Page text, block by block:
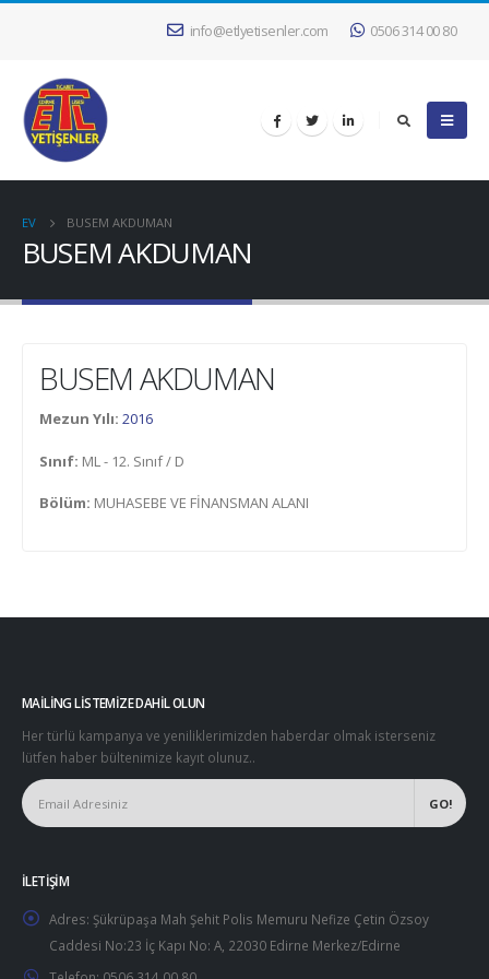
info@etlyetisenler.com 0506 314 00 80
EV BUSEM AKDUMAN
BUSEM AKDUMAN
BUSEM AKDUMAN
Mezun Yılı: 2016
Sınıf: ML - 12. Sınıf / D
Bölüm: MUHASEBE VE FİNANSMAN ALANI
MAILING LISTEMIZE DAHIL OLUN
Her türlü kampanya ve yeniliklerimizden haberdar olmak isterseniz
lütfen haber bültenimize kayıt olunuz..
İLETIŞIM
Adres: Şükrüpaşa Mah Şehit Polis Memuru Nefize Çetin Özsoy
Caddesi No:23 İç Kapı No: A, 22030 Edirne Merkez/Edirne